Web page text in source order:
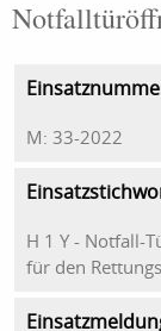
M: 33-2022
H 1 Y - Notfall-
für den